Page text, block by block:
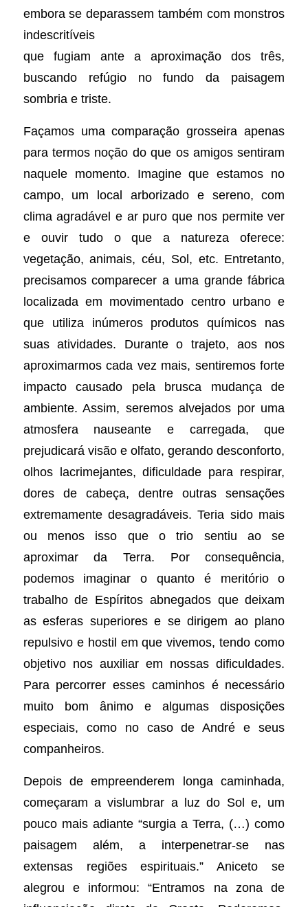
embora se deparassem também com monstros
indescritíveis
que fugiam ante a aproximação dos três,
buscando refúgio no fundo da paisagem
sombria e triste.
Façamos uma comparação grosseira apenas
para termos noção do que os amigos sentiram
naquele momento. Imagine que estamos no
campo, um local arborizado e sereno, com
clima agradável e ar puro que nos permite ver
e ouvir tudo o que a natureza oferece:
vegetação, animais, céu, Sol, etc. Entretanto,
precisamos comparecer a uma grande fábrica
localizada em movimentado centro urbano e
que utiliza inúmeros produtos químicos nas
suas atividades. Durante o trajeto, aos nos
aproximarmos cada vez mais, sentiremos forte
impacto causado pela brusca mudança de
ambiente. Assim, seremos alvejados por uma
atmosfera nauseante e carregada, que
prejudicará visão e olfato, gerando desconforto,
olhos lacrimejantes, dificuldade para respirar,
dores de cabeça, dentre outras sensações
extremamente desagradáveis. Teria sido mais
ou menos isso que o trio sentiu ao se
aproximar da Terra. Por consequência,
podemos imaginar o quanto é meritório o
trabalho de Espíritos abnegados que deixam
as esferas superiores e se dirigem ao plano
repulsivo e hostil em que vivemos, tendo como
objetivo nos auxiliar em nossas dificuldades.
Para percorrer esses caminhos é necessário
muito bom ânimo e algumas disposições
especiais, como no caso de André e seus
companheiros.
Depois de empreenderem longa caminhada,
começaram a vislumbrar a luz do Sol e, um
pouco mais adiante “surgia a Terra, (…) como
paisagem além, a interpenetrar-se nas
extensas regiões espirituais.” Aniceto se
alegrou e informou: “Entramos na zona de